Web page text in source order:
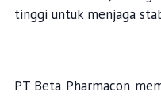
tinggi untuk menjaga
PT Beta Pharmacon